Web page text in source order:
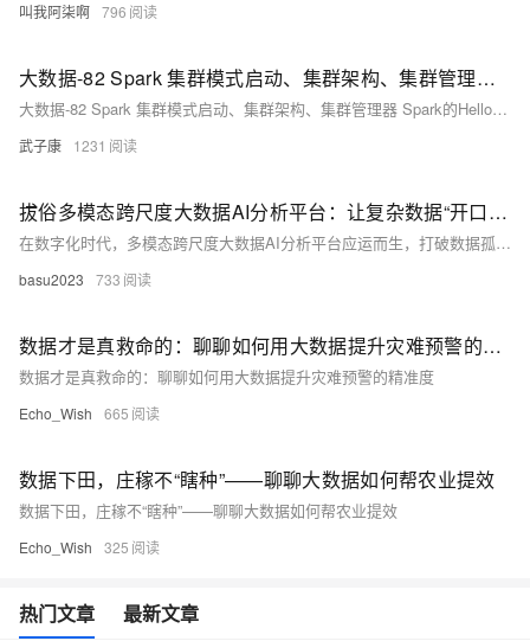
叫我阿柒啊 796
大数据-82 Spark 集群模式启动、集群架构、集群管理器 Spark的HelloWorld + Hadoop + HDFS
大数据-82 Spark 集群模式启动、集群架构、集群管理器 Spark的HelloWorld + Hadoop + HDFS
武子康 1231
拔俗多模态跨尺度大数据AI分析平台：让复杂数据“开口说话”的智能引擎
在数字化时代，多模态跨尺度大数据AI分析平台应运而生，打破数据孤岛，融合图像、文本、视频等多源信息，贯通微观与宏观尺度，实现智能诊断、预测与决策，广泛应用于医疗、制造、金融等领域，推动AI从“看懂”到“会思考”的跃迁。
basu2023 733
数据才是真救命的：聊聊如何用大数据提升灾难预警的精准度
数据才是真救命的：聊聊如何用大数据提升灾难预警的精准度
Echo_Wish 665
数据下田，庄稼不“瞎种”——聊聊大数据如何帮农业提效
数据下田，庄稼不“瞎种”——聊聊大数据如何帮农业提效
Echo_Wish 325
热门文章 最新文章